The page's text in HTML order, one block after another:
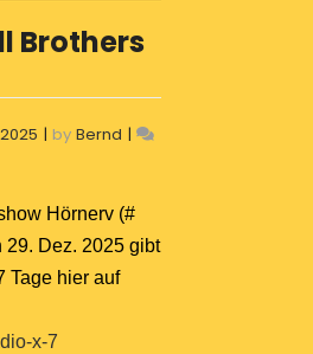
Brothers
| by Bernd |
Hörnerv (#
29. Dez. 2025 gibt
Tage hier auf
x-7